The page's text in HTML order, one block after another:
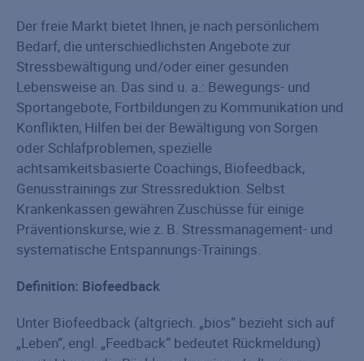
Der freie Markt bietet Ihnen, je nach persönlichem
Bedarf, die unterschiedlichsten Angebote zur
Stressbewältigung und/oder einer gesunden
Lebensweise an. Das sind u. a.: Bewegungs- und
Sportangebote, Fortbildungen zu Kommunikation und
Konflikten, Hilfen bei der Bewältigung von Sorgen
oder Schlafproblemen, spezielle
achtsamkeitsbasierte Coachings, Biofeedback,
Genusstrainings zur Stressreduktion. Selbst
Krankenkassen gewähren Zuschüsse für einige
Präventionskurse, wie z. B. Stressmanagement- und
systematische Entspannungs-Trainings.
Definition: Biofeedback
Unter Biofeedback (altgriech. „bios“ bezieht sich auf
„Leben“, engl. „Feedback“ bedeutet Rückmeldung)